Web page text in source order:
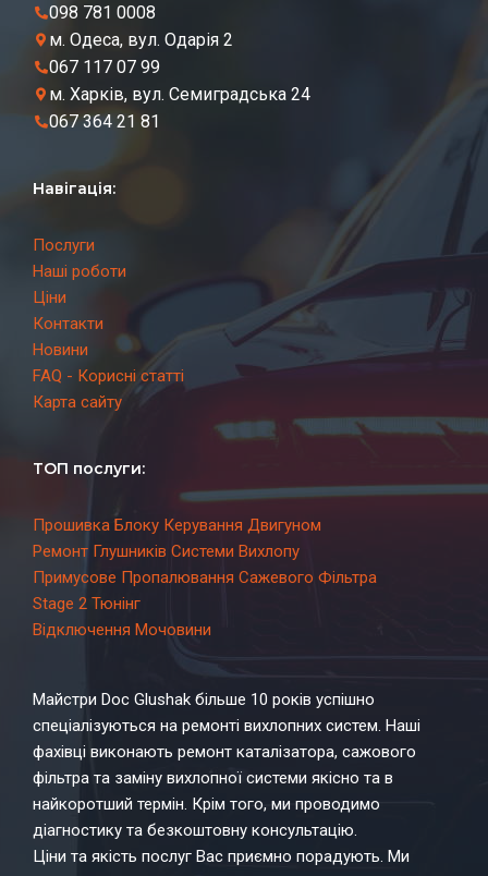
098 781 0008
м. Одеса, вул. Одарія 2
067 117 07 99
м. Харків, вул. Семиградська 24
067 364 21 81
Навігація:
Послуги
Наші роботи
Ціни
Контакти
Новини
FAQ - Корисні статті
Карта сайту
ТОП послуги:
Прошивка Блоку Керування Двигуном
Ремонт Глушників Системи Вихлопу
Примусове Пропалювання Сажевого Фільтра
Stage 2 Тюнінг
Відключення Мочовини
Майстри Doc Glushak більше 10 років успішно
спеціалізуються на ремонті вихлопних систем. Наші
фахівці виконають ремонт каталізатора, сажового
фільтра та заміну вихлопної системи якісно та в
найкоротший термін. Крім того, ми проводимо
діагностику та безкоштовну консультацію.
Ціни та якість послуг Вас приємно порадують. Ми